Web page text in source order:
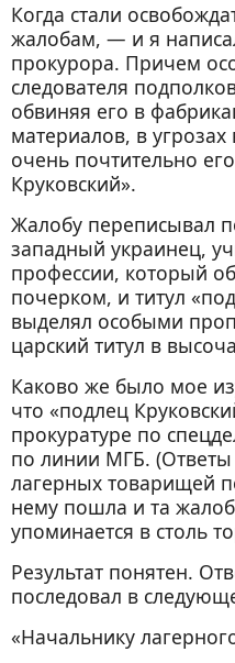
Когда стали
жалобам, — и я
прокурора. Причем
следователя
обвиняя его в
материалов, в
очень почтительно
Круковский».
Жалобу переписывал
западный украинец,
профессии, который
почерком, и титул
выделял особыми
царский титул в
Каково же было мое
что «подлец
прокуратуре по
по линии МГБ.
лагерных товарищей
нему пошла и та
упоминается в столь
Результат понятен.
последовал в
«Начальнику